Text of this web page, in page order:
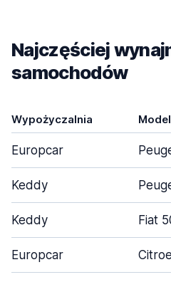
Najczęściej
samochodów
Wypożyczalnia Model
Europcar
Keddy
Keddy Fiat
Europcar